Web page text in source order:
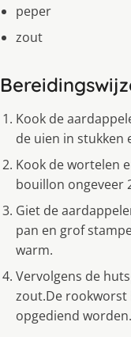
peper
zout
Kook de
de uien in stukken
Kook de wortelen
bouillon ongeveer
Giet de
pan en grof
warm.
Vervolgens de
zout.De
opgediend worden.